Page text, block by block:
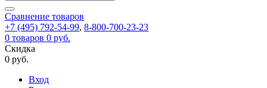
Запомнить
меня
Забыли
перейдя
по
которой
вы
задать
для
смены
пароля.
Сменить
пользовательского
Сравнение товаров
+7 (495) 792-54-99, 8-800-700-23-23
0 товаров 0 руб.
Скидка
0 руб.
Вход